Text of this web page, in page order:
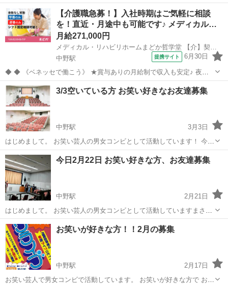
す。 美味しいお店なので是非一緒にいきましょうー気になった方はメ
ッセージ下さい😉
東京 中野区 中野駅 その他
【介護職急募！】入社時期はご気軽に相談
を！直近・月途中も可能です♪ メディカル…
月給271,000円
中野駅
提携サイト 6月30日
◆ ◆ 《ベネッセで働こう》 ★賞与ありの月給制で収入も安定♪ 夜勤
がない勤務でも月給制のため、 毎月安定した収入を確保でき、計画的
に生活を送ることができます。 ★正社員並みの充実した福利厚生 契約
社員の場合でも、正...
東京 中野区 中野駅 介護
3/3空いている方 お笑い好きなお友達募集
中野駅
3月3日
はじめまして。 お笑い芸人の男女コンビとして活動しています！ 今日
空いている方を募集しています。 主にネタの感想頂いたり、中野で終
わった後お話したりしたいなと思っています！ またお笑いが好きなの
でお笑い好きなお友達も募...
東京 中野区 中野駅 その他 お笑い
今日2月22日 お笑い好きな方、お友達募集
中野駅
2月21日
はじめまして。 お笑い芸人の男女コンビとして活動していますまさと
申します。 今日の夜に中野でネタ合わせやお笑いの催しがあり、ネタ
のアドバイスやお話して頂ける方を募集しています。 お笑い好きな方
でもそうでない方もでも大丈夫...
東京 中野区 中野駅 その他 お笑い
お笑いが好きな方！！2月の募集
中野駅
2月17日
お笑い芸人で男女コンビで活動しています。 お笑いが好きな方で お笑